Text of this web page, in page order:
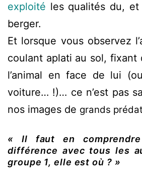
exploité les qualités du,
berger.
Et lorsque vous observez
coulant aplati au sol, fixant
l’animal en face de lui
voiture… !)… ce n’est pas
nos images de grands
« Il faut en
différence avec tous les
groupe 1, elle est où ? »